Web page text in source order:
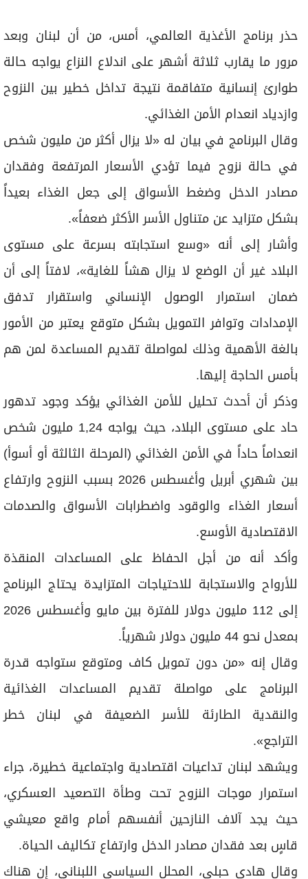
عدد اليوم
مواقيت الصلاة
الأحوال الجوية
حذر برنامج الأغذية العالمي، أمس، من أن لبنان وبعد
مرور ما يقارب ثلاثة أشهر على اندلاع النزاع يواجه حالة
طوارئ إنسانية متفاقمة نتيجة تداخل خطير بين النزوح
وازدياد انعدام الأمن الغذائي.
وقال البرنامج في بيان له «لا يزال أكثر من مليون شخص
في حالة نزوح فيما تؤدي الأسعار المرتفعة وفقدان
مصادر الدخل وضغط الأسواق إلى جعل الغذاء بعيداً
بشكل متزايد عن متناول الأسر الأكثر ضعفاً».
وأشار إلى أنه «وسع استجابته بسرعة على مستوى
البلاد غير أن الوضع لا يزال هشاً للغاية»، لافتاً إلى أن
ضمان استمرار الوصول الإنساني واستقرار تدفق
الإمدادات وتوافر التمويل بشكل متوقع يعتبر من الأمور
بالغة الأهمية وذلك لمواصلة تقديم المساعدة لمن هم
بأمس الحاجة إليها.
وذكر أن أحدث تحليل للأمن الغذائي يؤكد وجود تدهور
حاد على مستوى البلاد، حيث يواجه 1,24 مليون شخص
انعداماً حاداً في الأمن الغذائي (المرحلة الثالثة أو أسوأ)
بين شهري أبريل وأغسطس 2026 بسبب النزوح وارتفاع
أسعار الغذاء والوقود واضطرابات الأسواق والصدمات
الاقتصادية الأوسع.
وأكد أنه من أجل الحفاظ على المساعدات المنقذة
للأرواح والاستجابة للاحتياجات المتزايدة يحتاج البرنامج
إلى 112 مليون دولار للفترة بين مايو وأغسطس 2026
بمعدل نحو 44 مليون دولار شهرياً.
وقال إنه «من دون تمويل كاف ومتوقع ستواجه قدرة
البرنامج على مواصلة تقديم المساعدات الغذائية
والنقدية الطارئة للأسر الضعيفة في لبنان خطر
التراجع».
ويشهد لبنان تداعيات اقتصادية واجتماعية خطيرة، جراء
استمرار موجات النزوح تحت وطأة التصعيد العسكري،
حيث يجد آلاف النازحين أنفسهم أمام واقع معيشي
قاسٍ بعد فقدان مصادر الدخل وارتفاع تكاليف الحياة.
وقال هادي حبلي، المحلل السياسي اللبناني، إن هناك